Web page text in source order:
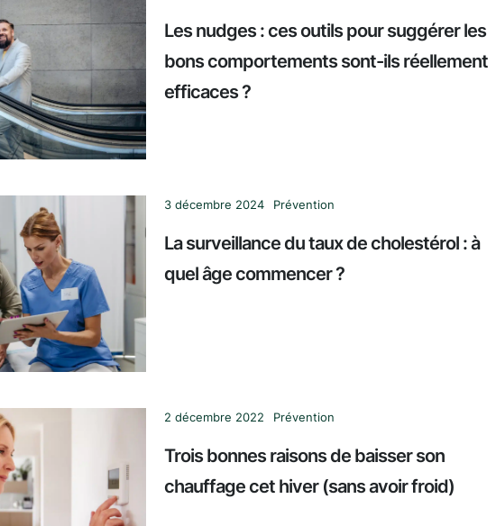
Les nudges : ces outils pour suggérer les
bons comportements sont-ils réellement
efficaces ?
3 décembre 2024 Prévention
La surveillance du taux de cholestérol : à
quel âge commencer ?
2 décembre 2022 Prévention
Trois bonnes raisons de baisser son
chauffage cet hiver (sans avoir froid)